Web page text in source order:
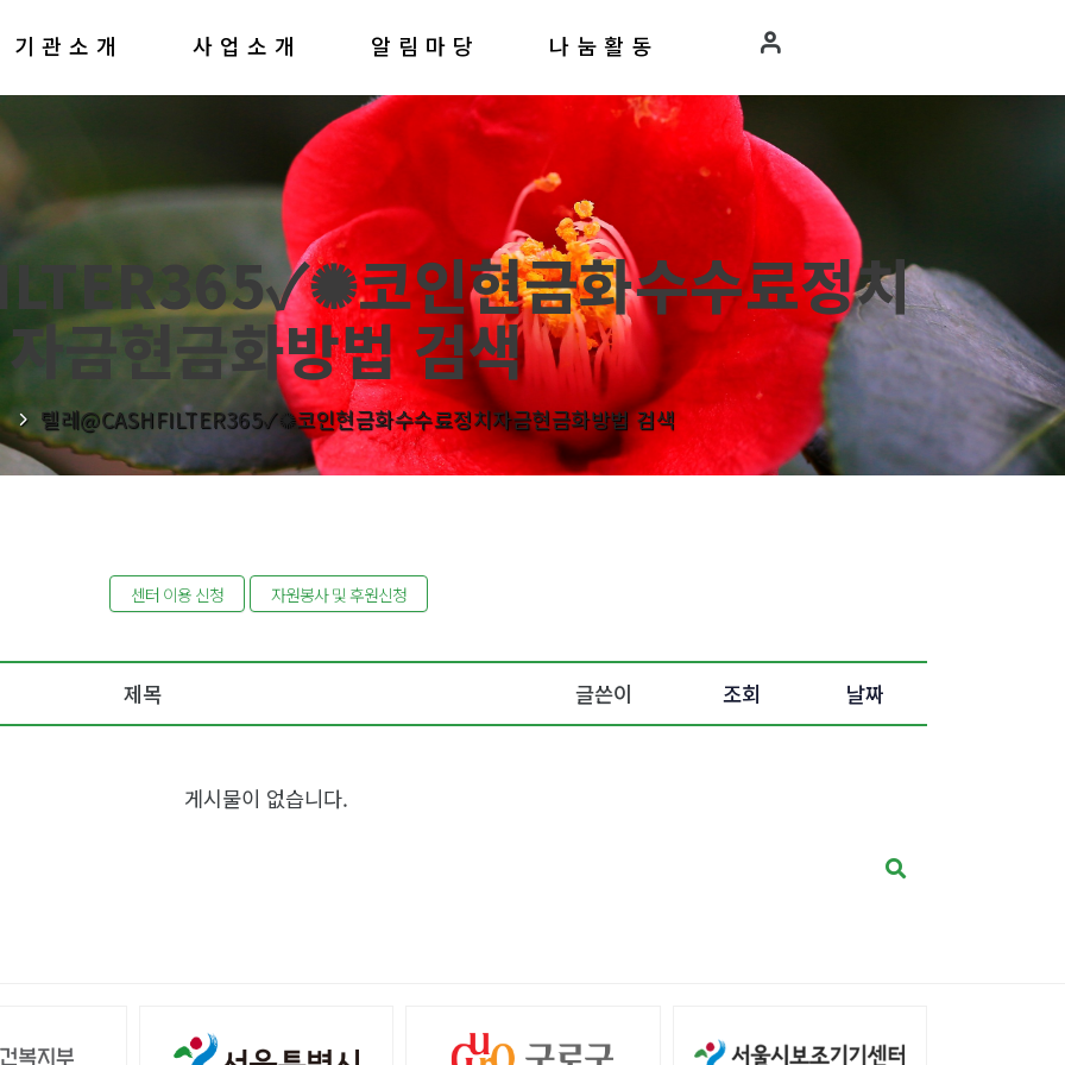
기관소개 사업소개 알림마당 나눔활동
코인현금화수수료정치
자금현금화방법 검색
텔레@CASHFILTER365✓✺코인현금화수수료정치자금현금화방법 검색
센터 이용 신청 자원봉사 및 후원신청
제목 글쓴이 조회 날짜
게시물이 없습니다.